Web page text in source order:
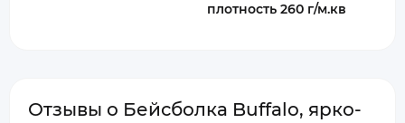
плотность 260 г/м.кв
Отзывы о Бейсболка Buffalo, ярко-